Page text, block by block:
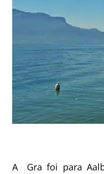
A Gra foi para